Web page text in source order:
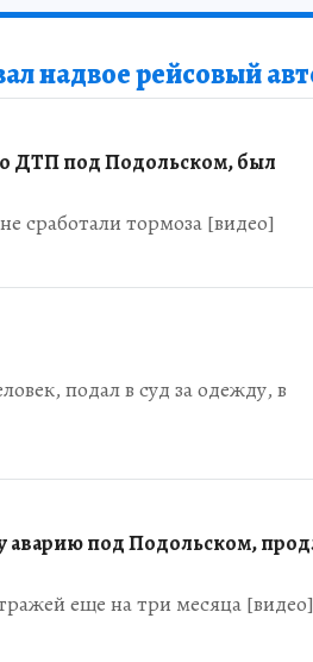
надвое рейсовый
ДТП под Подольском, был
сработали тормоза [видео]
подал в суд за одежду, в
аварию под Подольском,
еще на три месяца [видео]